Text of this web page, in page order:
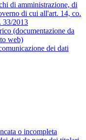
di amministrazione, di
di cui all'art. 14, co.
33/2013
(documentazione da
web)
dei dati
o incompleta